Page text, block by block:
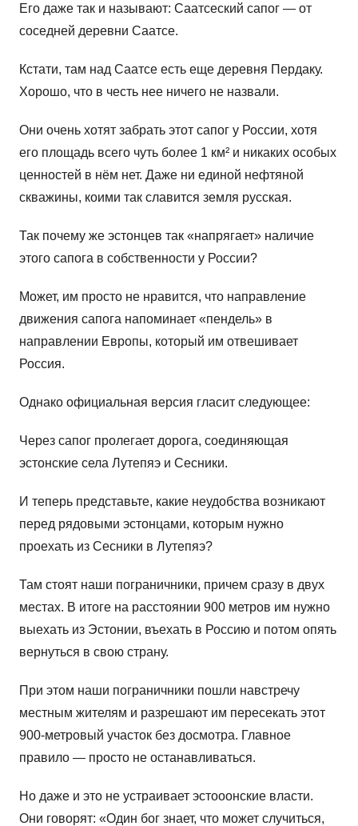
Его даже так и называют: Саатсеский сапог — от
соседней деревни Саатсе.
Кстати, там над Саатсе есть еще деревня Пердаку.
Хорошо, что в честь нее ничего не назвали.
Они очень хотят забрать этот сапог у России, хотя
его площадь всего чуть более 1 км² и никаких особых
ценностей в нём нет. Даже ни единой нефтяной
скважины, коими так славится земля русская.
Так почему же эстонцев так «напрягает» наличие
этого сапога в собственности у России?
Может, им просто не нравится, что направление
движения сапога напоминает «пендель» в
направлении Европы, который им отвешивает
Россия.
Однако официальная версия гласит следующее:
Через сапог пролегает дорога, соединяющая
эстонские села Лутепяэ и Сесники.
И теперь представьте, какие неудобства возникают
перед рядовыми эстонцами, которым нужно
проехать из Сесники в Лутепяэ?
Там стоят наши пограничники, причем сразу в двух
местах. В итоге на расстоянии 900 метров им нужно
выехать из Эстонии, въехать в Россию и потом опять
вернуться в свою страну.
При этом наши пограничники пошли навстречу
местным жителям и разрешают им пересекать этот
900-метровый участок без досмотра. Главное
правило — просто не останавливаться.
Но даже и это не устраивает эстооонские власти.
Они говорят: «Один бог знает, что может случиться,